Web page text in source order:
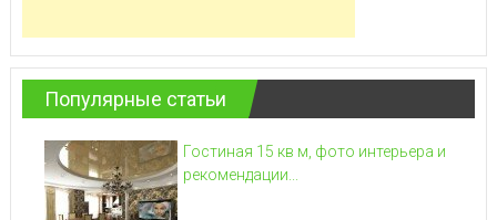
Популярные статьи
Гостиная 15 кв м, фото интерьера и
рекомендации...